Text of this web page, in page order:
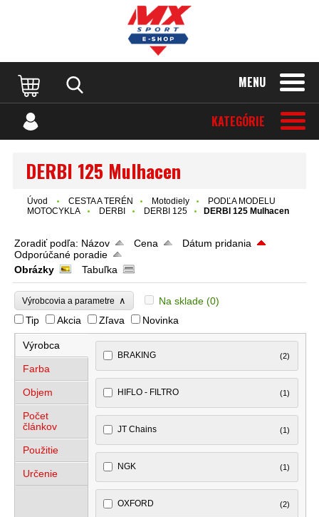
MENU
KATEGÓRIE
DERBI 125 Mulhacen
Úvod CESTA A TERÉN Motodiely
PODĽA MODELU
MOTOCYKLA
DERBI DERBI 125 DERBI 125 Mulhacen
Zoradiť podľa: Názov Cena
Dátum pridania
Odporúčané poradie
Obrázky
Tabuľka
Výrobcovia a parametre ∧ Na sklade (0)
Tip
Akcia Zľava Novinka
Výrobca
Farba
Objem
Počet
článkov
Použitie
Určenie
BRAKING (2)
HIFLO - FILTRO (1)
JT Chains (1)
NGK (1)
OXFORD (2)